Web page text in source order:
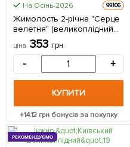
На Осінь-2026 99106
Жимолость 2-річна "Серце
велетня" (великоплідний
сорт) С1,5 1 саджанець в
упаковці
ціна 353 грн
- +
КУПИТИ
+14.12 грн бонусів за покупку
РЕКОМЕНДУЄМО